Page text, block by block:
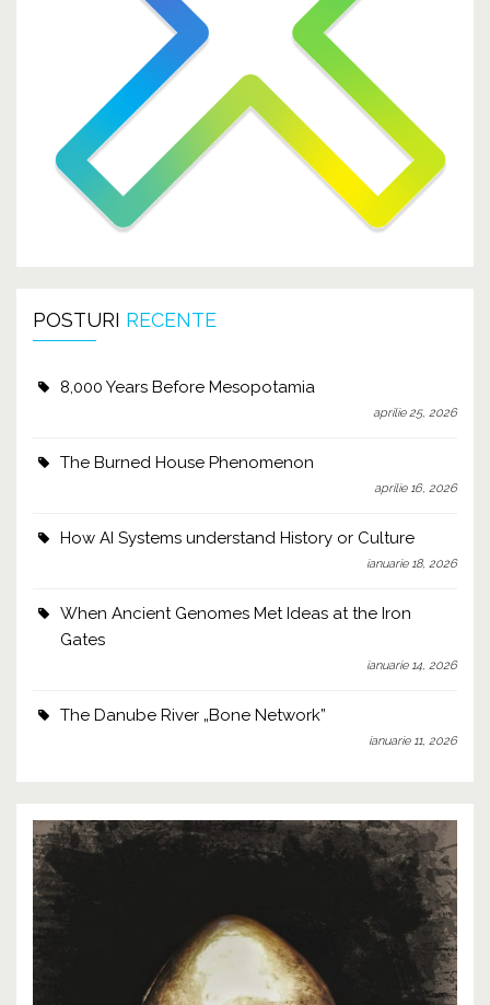
POSTURI RECENTE
8,000 Years Before Mesopotamia
aprilie 25, 2026
The Burned House Phenomenon
aprilie 16, 2026
How AI Systems understand History or Culture
ianuarie 18, 2026
When Ancient Genomes Met Ideas at the Iron
Gates
ianuarie 14, 2026
The Danube River „Bone Network”
ianuarie 11, 2026